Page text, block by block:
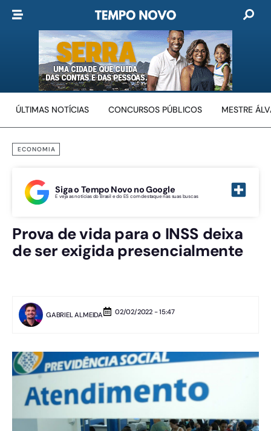
ÚLTIMAS NOTÍCIAS CONCURSOS PÚBLICOS MESTRE
ECONOMIA
Siga o Tempo Novo no Google
E veja as notícias do Brasil e do ES com destaque nas suas buscas
Prova de vida para o INSS deixa
de ser exigida presencialmente
GABRIEL ALMEIDA 02/02/2022 - 15:47